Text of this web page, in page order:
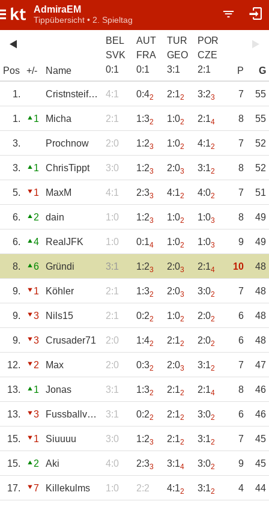
AdmiraEM
Tippübersicht • 2. Spieltag
Pos +/- Name
BEL
SVK
0:1
AUT
FRA
0:1
TUR
GEO
3:1
POR
CZE
2:1 P G
1. Cristnsteifn86 4:1 0:42 2:12 3:23 7 55
1. 1 Micha 2:1 1:32 1:02 2:14 8 55
3. Prochnow 2:0 1:23 1:02 4:12 7 52
3. 1 ChrisTippt 3:0 1:23 2:03 3:12 8 52
5. 1 MaxM 4:1 2:33 4:12 4:02 7 51
6. 2 dain 1:0 1:23 1:02 1:03 8 49
6. 4 RealJFK 1:0 0:14 1:02 1:03 9 49
8. 6 Gründi 3:1 1:23 2:03 2:14 10 48
9. 1 Köhler 2:1 1:32 2:03 3:02 7 48
9. 3 Nils15 2:1 0:22 1:02 2:02 6 48
9. 3 Crusader71 2:0 1:42 2:12 2:02 6 48
12. 2 Max 2:0 0:32 2:03 3:12 7 47
13. 1 Jonas 3:1 1:32 2:12 2:14 8 46
13. 3 Fussballverückt 3:1 0:22 2:12 3:02 6 46
15. 1 Siuuuu 3:0 1:23 2:12 3:12 7 45
15. 2 Aki 4:0 2:33 3:14 3:02 9 45
17. 7 Killekulms 1:0 2:2 4:12 3:12 4 44